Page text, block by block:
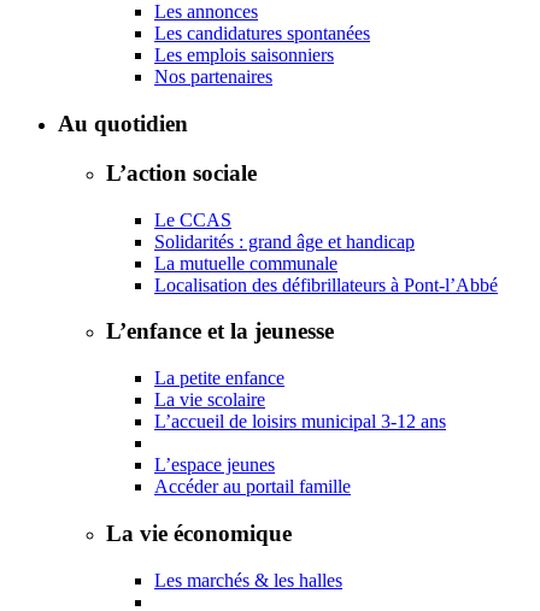
Les annonces
Les candidatures spontanées
Les emplois saisonniers
Nos partenaires
Au quotidien
L’action sociale
Le CCAS
Solidarités : grand âge et handicap
La mutuelle communale
Localisation des défibrillateurs à Pont-l’Abbé
L’enfance et la jeunesse
La petite enfance
La vie scolaire
L’accueil de loisirs municipal 3-12 ans
L’espace jeunes
Accéder au portail famille
La vie économique
Les marchés & les halles